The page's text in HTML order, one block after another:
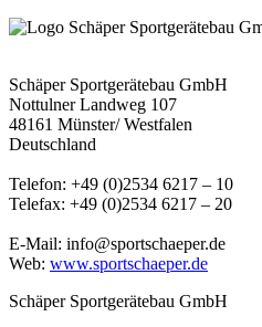
Schäper Sportgerätebau GmbH
Nottulner Landweg 107
48161 Münster/ Westfalen
Deutschland
Telefon: +49 (0)2534 6217 – 10
Telefax: +49 (0)2534 6217 – 20
E-Mail: info@sportschaeper.de
Web: www.sportschaeper.de
Schäper Sportgerätebau GmbH